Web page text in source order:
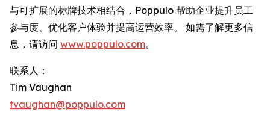
与可扩展的标牌技术相结合，Poppulo 帮助企业提升员工
参与度、优化客户体验并提高运营效率。 如需了解更多信
息，请访问 www.poppulo.com。
联系人：
Tim Vaughan
tvaughan@poppulo.com